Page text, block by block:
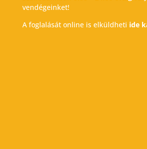
vendégeinket!
A foglalását online is elküldheti ide